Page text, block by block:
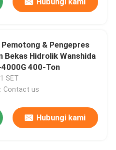
Pemotong & Pengepres
Bekas Hidrolik Wanshida
400-Ton
SET
Contact us
Hubungi kami
Mesin Baler Vertikal Untuk Kertas, Plastik Dan Karton